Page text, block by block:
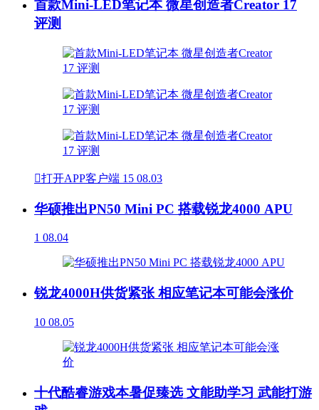
首款Mini-LED笔记本 微星创造者Creator 17
评测
打开APP客户端 15 08.03
华硕推出PN50 Mini PC 搭载锐龙4000 APU
1 08.04
锐龙4000H供货紧张 相应笔记本可能会涨价
10 08.05
十代酷睿游戏本暑促臻选 文能助学习 武能打游